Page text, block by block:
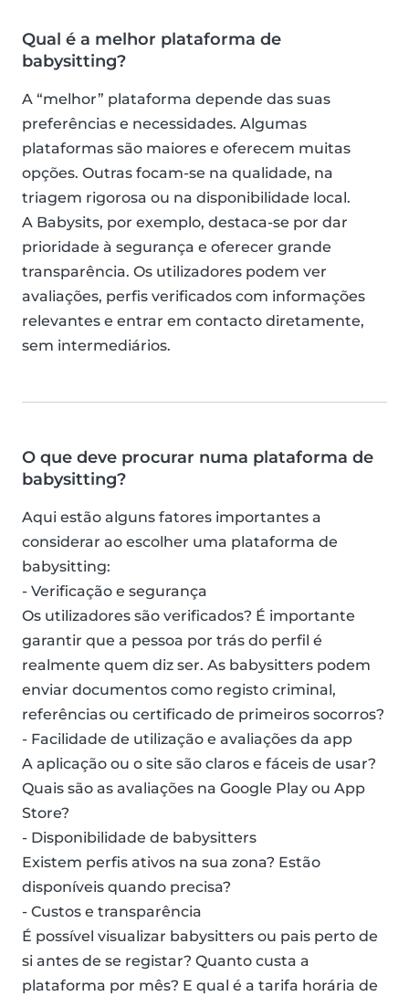
Qual é a melhor plataforma de
babysitting?
A “melhor” plataforma depende das suas
preferências e necessidades. Algumas
plataformas são maiores e oferecem muitas
opções. Outras focam-se na qualidade, na
triagem rigorosa ou na disponibilidade local.
A Babysits, por exemplo, destaca-se por dar
prioridade à segurança e oferecer grande
transparência. Os utilizadores podem ver
avaliações, perfis verificados com informações
relevantes e entrar em contacto diretamente,
sem intermediários.
O que deve procurar numa plataforma de
babysitting?
Aqui estão alguns fatores importantes a
considerar ao escolher uma plataforma de
babysitting:
- Verificação e segurança
Os utilizadores são verificados? É importante
garantir que a pessoa por trás do perfil é
realmente quem diz ser. As babysitters podem
enviar documentos como registo criminal,
referências ou certificado de primeiros socorros?
- Facilidade de utilização e avaliações da app
A aplicação ou o site são claros e fáceis de usar?
Quais são as avaliações na Google Play ou App
Store?
- Disponibilidade de babysitters
Existem perfis ativos na sua zona? Estão
disponíveis quando precisa?
- Custos e transparência
É possível visualizar babysitters ou pais perto de
si antes de se registar? Quanto custa a
plataforma por mês? E qual é a tarifa horária de